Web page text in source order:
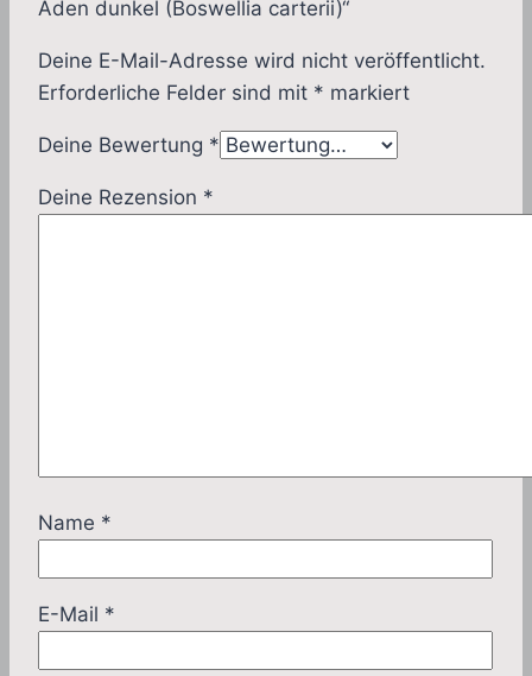
Aden dunkel (Boswellia carterii)“
Deine E-Mail-Adresse wird nicht veröffentlicht.
Erforderliche Felder sind mit * markiert
Deine Bewertung *
Deine Rezension *
Name *
E-Mail *